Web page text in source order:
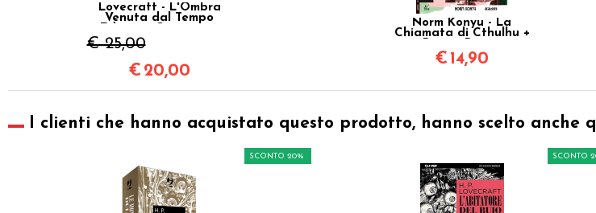
Lovecraft - L'Ombra
Venuta dal Tempo
Speciale
€ 25,00
€ 20,00
Norm Konyu - La
Chiamata di Cthulhu +
€ 14,90
I clienti che hanno acquistato questo prodotto, hanno scelto anche
SCONTO 20% SCONTO